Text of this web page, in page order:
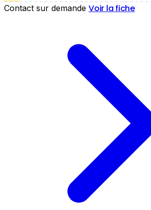
Contact sur demande Voir la fiche